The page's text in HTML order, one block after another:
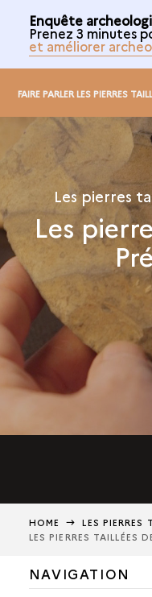
Enquête
Prenez 3 minutes
et améliorer
FAIRE PARLER LES PIERRES
Les pierres
Les
HOME
LES PIERRES
LES PIERRES TAILLÉES
NAVIGATION